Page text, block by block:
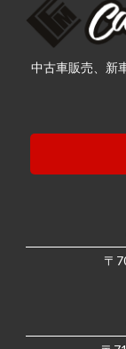
中古車販売、新
〒